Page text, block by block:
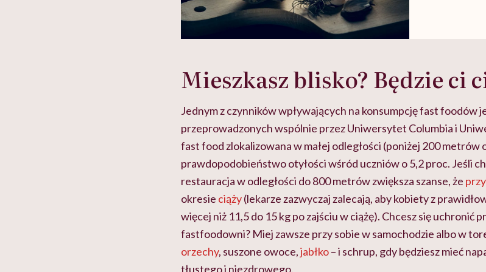
Mieszkasz blisko? Będzie ci
Jednym z czynników wpływających na konsumpcję fast foodów
przeprowadzonych wspólnie przez Uniwersytet Columbia i
fast food zlokalizowana w małej odległości (poniżej 200 metrów
prawdopodobieństwo otyłości wśród uczniów o 5,2 proc. Jeśli
restauracja w odległości do 800 metrów zwiększa szanse, że
okresie ciąży(lekarze zazwyczaj zalecają, aby kobiety z
więcej niż 11,5 do 15 kg po zajściu w ciążę). Chcesz się uchronić
fastfoodowni? Miej zawsze przy sobie w samochodzie albo w
orzechy, suszone owoce,jabłko– i schrup, gdy będziesz mieć
tłustego i niezdrowego.